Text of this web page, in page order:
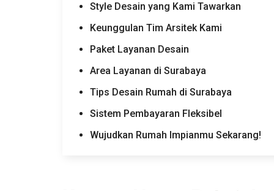
Style Desain yang Kami Tawarkan
Keunggulan Tim Arsitek Kami
Paket Layanan Desain
Area Layanan di Surabaya
Tips Desain Rumah di Surabaya
Sistem Pembayaran Fleksibel
Wujudkan Rumah Impianmu Sekarang!